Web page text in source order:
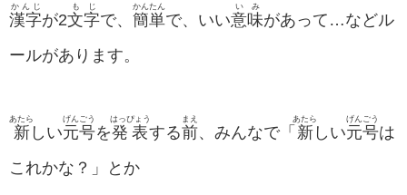
漢字
かんじ
が2文
も
字
じ
で、 簡単
かんたん
で、いい意味
いみ
があって…などル
ールがあります。
新
あたら
しい元号
げんごう
を発表
はっぴょう
する前
まえ
、みんなで「 新
あたら
しい元号
げんごう
は
これかな？」とか